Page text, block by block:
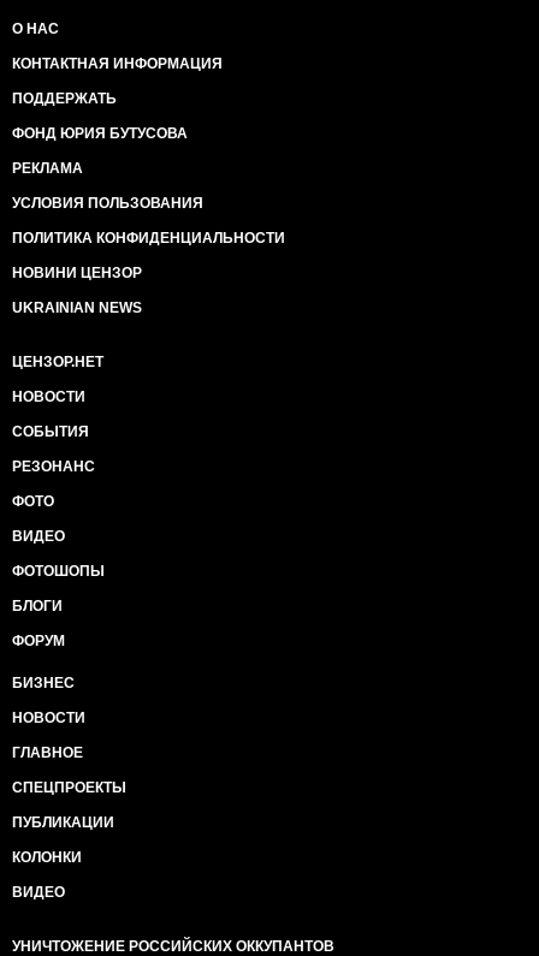
О НАС
КОНТАКТНАЯ ИНФОРМАЦИЯ
ПОДДЕРЖАТЬ
ФОНД ЮРИЯ БУТУСОВА
РЕКЛАМА
УСЛОВИЯ ПОЛЬЗОВАНИЯ
ПОЛИТИКА КОНФИДЕНЦИАЛЬНОСТИ
НОВИНИ ЦЕНЗОР
UKRAINIAN NEWS
ЦЕНЗОР.НЕТ
НОВОСТИ
СОБЫТИЯ
РЕЗОНАНС
ФОТО
ВИДЕО
ФОТОШОПЫ
БЛОГИ
ФОРУМ
БИЗНЕС
НОВОСТИ
ГЛАВНОЕ
СПЕЦПРОЕКТЫ
ПУБЛИКАЦИИ
КОЛОНКИ
ВИДЕО
УНИЧТОЖЕНИЕ РОССИЙСКИХ ОККУПАНТОВ